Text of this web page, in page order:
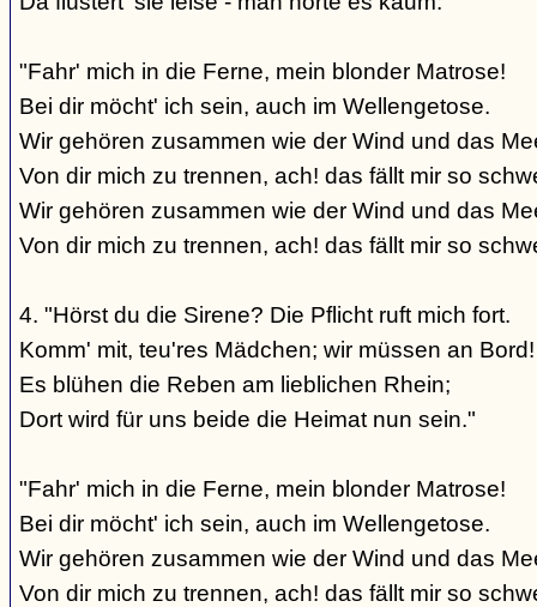
"Fahr' mich in die Ferne, mein blonder Matrose!
Bei dir möcht' ich sein, auch im Wellengetose.
Wir gehören zusammen wie der Wind und das
Von dir mich zu trennen, ach! das fällt mir so
Wir gehören zusammen wie der Wind und das
Von dir mich zu trennen, ach! das fällt mir so
4. "Hörst du die Sirene? Die Pflicht ruft mich fort.
Komm' mit, teu'res Mädchen; wir müssen an Bord!
Es blühen die Reben am lieblichen Rhein;
Dort wird für uns beide die Heimat nun sein."
"Fahr' mich in die Ferne, mein blonder Matrose!
Bei dir möcht' ich sein, auch im Wellengetose.
Wir gehören zusammen wie der Wind und das
Von dir mich zu trennen, ach! das fällt mir so